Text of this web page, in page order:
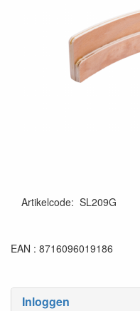
Inloggen
Artikelcode: SL209G
EAN : 8716096019186